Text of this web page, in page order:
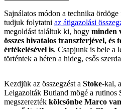
Sajnálatos módon a technika
tudjuk folytatni az átigazolási
megoldást találtuk ki, hogy minden
összes hivatalos transzferjével, és
értékelésével is. Csapjunk is bele a
történtek a héten a hideg, esős
Kezdjük az összegzést a Stoke-kal,
Leigazolták Butland mögé a rutinos
megszerezték kölcsönbe Marco